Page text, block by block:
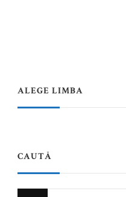
ALEGE LIMBA
CAUTĂ